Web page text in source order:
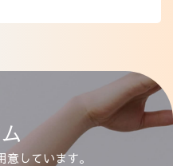
しています。